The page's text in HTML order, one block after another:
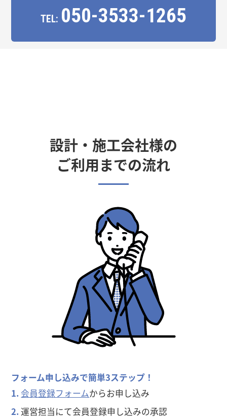
TEL: 050-3533-1265
設計・施工会社様の
ご利用までの流れ
フォーム申し込みで簡単3ステップ！
1. 会員登録フォームからお申し込み
2.運営担当にて会員登録申し込みの承認